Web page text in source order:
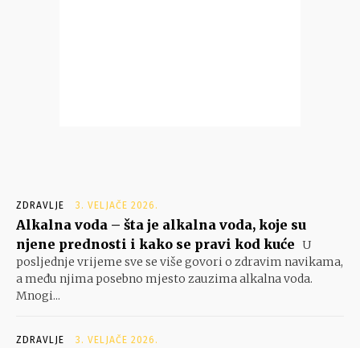
ZDRAVLJE 3. VELJAČE 2026.
Alkalna voda – šta je alkalna voda, koje su
njene prednosti i kako se pravi kod kuće U
posljednje vrijeme sve se više govori o zdravim navikama,
a među njima posebno mjesto zauzima alkalna voda.
Mnogi...
ZDRAVLJE 3. VELJAČE 2026.